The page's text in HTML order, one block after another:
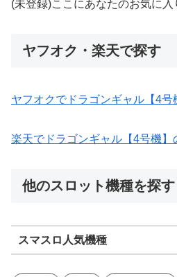
(未登録)ここにあなたのお気に入
ヤフオク・楽天で探す
ヤフオクでドラゴンギャル【4
楽天でドラゴンギャル【4号機】
他のスロット機種を探す
スマスロ人気機種